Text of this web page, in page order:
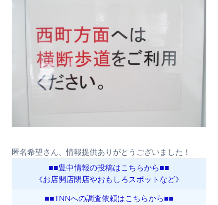
匿名希望さん、情報提供ありがとうございました！
■■豊中情報の投稿はこちらから■■
《お店開店閉店やおもしろスポットなど》
■■TNNへの調査依頼はこちらから■■